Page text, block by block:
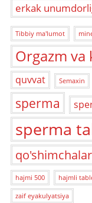
erkak
Tibbiy ma'lumot
Orgazm va
quvvat Semaxin
sperma
sperma
qo'shimchalar
hajmi 500 hajmli
zaif eyakulyatsiya